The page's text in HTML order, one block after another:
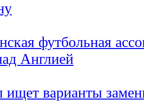
футбольная
Англией
ищет варианты